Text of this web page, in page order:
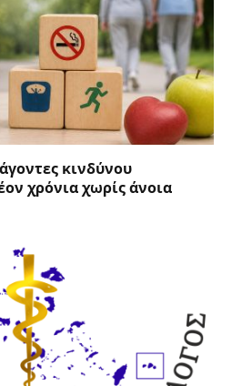
κινδύνου
χρόνια χωρίς άνοια